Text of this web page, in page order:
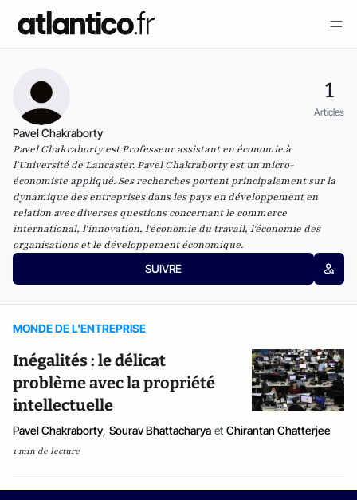
1
Articles
Pavel Chakraborty
Pavel Chakraborty est Professeur assistant en économie à
l'Université de Lancaster. Pavel Chakraborty est un micro-
économiste appliqué. Ses recherches portent principalement sur la
dynamique des entreprises dans les pays en développement en
relation avec diverses questions concernant le commerce
international, l'innovation, l'économie du travail, l'économie des
organisations et le développement économique.
SUIVRE
MONDE DE L'ENTREPRISE
Inégalités : le délicat
problème avec la propriété
intellectuelle
Pavel Chakraborty, Sourav Bhattacharya et Chirantan Chatterjee
1 min de lecture